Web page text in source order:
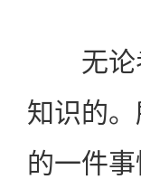
无论考
知识的
的一件